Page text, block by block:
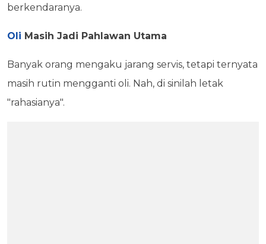
berkendaranya.
Oli Masih Jadi Pahlawan Utama
Banyak orang mengaku jarang servis, tetapi ternyata
masih rutin mengganti oli. Nah, di sinilah letak
"rahasianya".